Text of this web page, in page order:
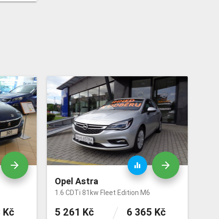
Kč
arrow_forward
Opel Astra
1.6 CDTi 81kw Fleet Edition M6
5 261 Kč 6 365 Kč
arrow_forward
equalizer